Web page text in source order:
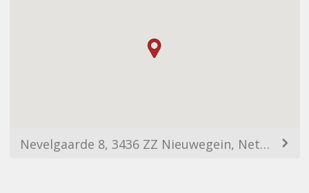
Nevelgaarde 8, 3436 ZZ Nieuwegein, Netherlands